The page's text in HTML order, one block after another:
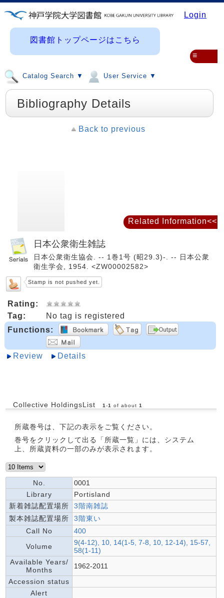
Login
図書館トップページはこちら
Catalog Search ▼ User Service ▼
≡
Bibliography Details
Back to previous
日本公衆衛生雑誌
日本公衆衛生協会. -- 1巻1号 (昭29.3)-. -- 日本公衆
衛生学会, 1954. <ZW00002582>
Stamp is not pushed yet.
Rating:
Tag:
No tag is registered
Functions:
Review Details
Collective HoldingsList 1-1 of about 1
所蔵巻号は、下記の表示をご覧ください。
巻号をクリックして出る「所蔵一覧」には、システム
上、所蔵資料の一部のみが表示されます。
No.
0001
Library
Portisland
新着雑誌配置場所
3階南雑誌
製本雑誌配置場所
3階東い
Call No
400
Volume
9(4-12), 10, 14(1-5, 7-8, 10, 12-14), 15-57,
58(1-11)
Available Years/
Months
1962-2011
Accession status
Alert
Related Information<<